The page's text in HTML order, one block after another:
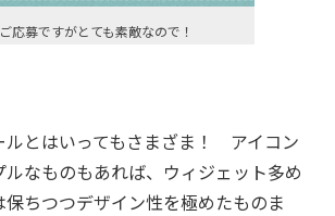
応募ですがとても素敵なので！
とはいってもさまざま！ アイコン
なものもあれば、ウィジェット多め
ちつつデザイン性を極めたものま